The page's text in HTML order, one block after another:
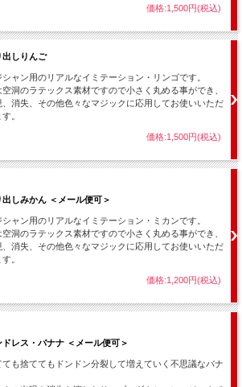
価格:1,500円(税込)
出しりんご
シャン用のリアルなイミテーション・リンゴです。
空洞のラテックス素材ですので小さく丸める事ができ、
、消失、その他色々なマジックに応用してお使いいただ
。
価格:1,500円(税込)
出しみかん ＜メール便可＞
シャン用のリアルなイミテーション・ミカンです。
空洞のラテックス素材ですので小さく丸める事ができ、
、消失、その他色々なマジックに応用してお使いいただ
。
価格:1,200円(税込)
ドレス・バナナ ＜メール便可＞
ても捨ててもドンドン分裂して増えていく不思議なバナ